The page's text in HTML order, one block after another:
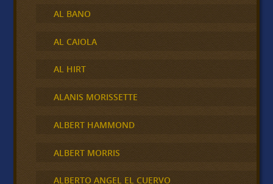
AL BANO
AL CAIOLA
AL HIRT
ALANIS MORISSETTE
ALBERT HAMMOND
ALBERT MORRIS
ALBERTO ANGEL EL CUERVO